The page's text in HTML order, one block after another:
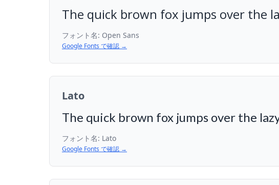
The quick brown fox jumps over the
フォント名: Open Sans
Google Fonts で確認 →
Lato
The quick brown fox jumps over the
フォント名: Lato
Google Fonts で確認 →